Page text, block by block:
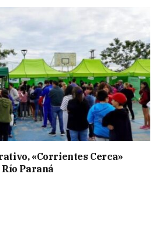
«Corrientes Cerca»
Paraná